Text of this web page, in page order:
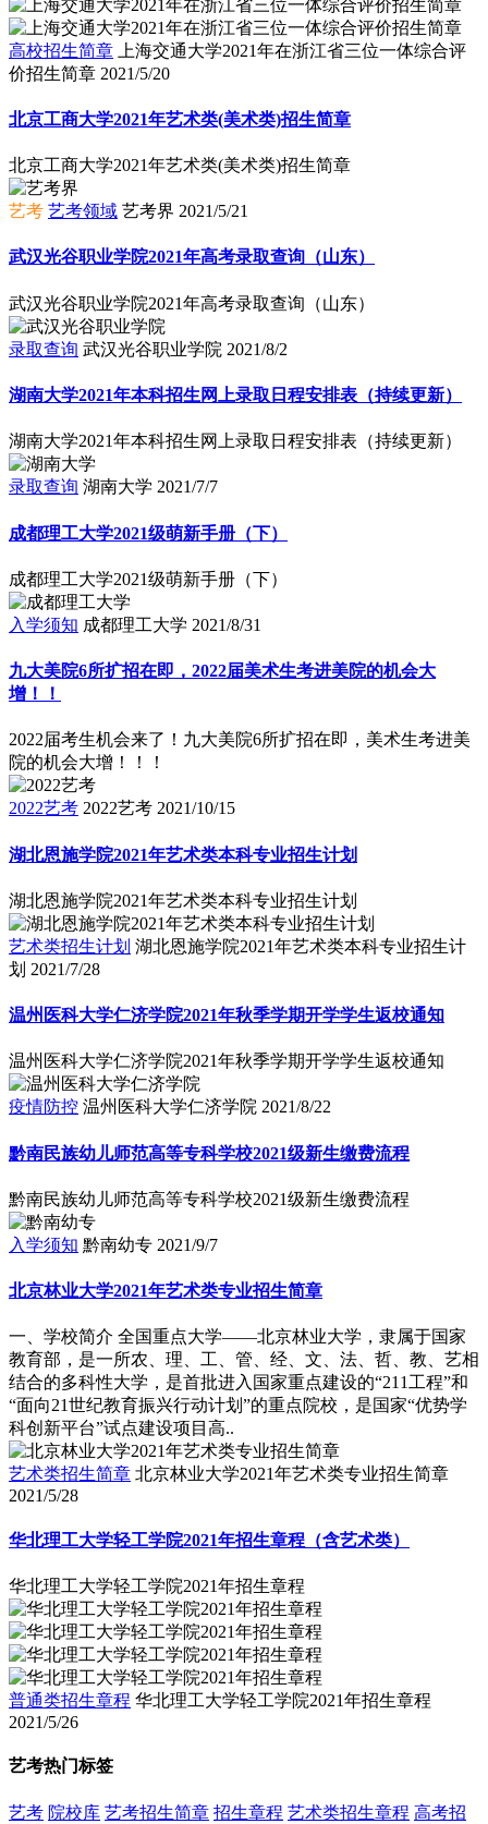
高校招生简章
上海交通大学2021年在浙江省三位一体综合评
价招生简章 2021/5/20
北京工商大学2021年艺术类(美术类)招生简章
北京工商大学2021年艺术类(美术类)招生简章
艺考 艺考领域 艺考界 2021/5/21
武汉光谷职业学院2021年高考录取查询（山东）
武汉光谷职业学院2021年高考录取查询（山东）
录取查询 武汉光谷职业学院 2021/8/2
湖南大学2021年本科招生网上录取日程安排表（持续更新）
湖南大学2021年本科招生网上录取日程安排表（持续更新）
录取查询 湖南大学 2021/7/7
成都理工大学2021级萌新手册（下）
成都理工大学2021级萌新手册（下）
入学须知 成都理工大学 2021/8/31
九大美院6所扩招在即，2022届美术生考进美院的机会大
增！！
2022届考生机会来了！九大美院6所扩招在即，美术生考进美
院的机会大增！！！
2022艺考 2022艺考 2021/10/15
湖北恩施学院2021年艺术类本科专业招生计划
湖北恩施学院2021年艺术类本科专业招生计划
艺术类招生计划 湖北恩施学院2021年艺术类本科专业招生计
划 2021/7/28
温州医科大学仁济学院2021年秋季学期开学学生返校通知
温州医科大学仁济学院2021年秋季学期开学学生返校通知
疫情防控 温州医科大学仁济学院 2021/8/22
黔南民族幼儿师范高等专科学校2021级新生缴费流程
黔南民族幼儿师范高等专科学校2021级新生缴费流程
入学须知 黔南幼专 2021/9/7
北京林业大学2021年艺术类专业招生简章
一、学校简介 全国重点大学――北京林业大学，隶属于国家
教育部，是一所农、理、工、管、经、文、法、哲、教、艺相
结合的多科性大学，是首批进入国家重点建设的“211工程”和
“面向21世纪教育振兴行动计划”的重点院校，是国家“优势学
科创新平台”试点建设项目高..
艺术类招生简章 北京林业大学2021年艺术类专业招生简章
2021/5/28
华北理工大学轻工学院2021年招生章程（含艺术类）
华北理工大学轻工学院2021年招生章程
普通类招生章程 华北理工大学轻工学院2021年招生章程
2021/5/26
艺考热门标签
艺考 院校库 艺考招生简章 招生章程 艺术类招生章程 高考招